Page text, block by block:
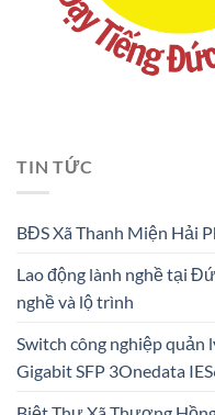
TIN TỨC
BĐS Xã Thanh Miện Hải
Lao động lành nghề tại
nghề và lộ trình
Switch công nghiệp quản
Gigabit SFP 3Onedata